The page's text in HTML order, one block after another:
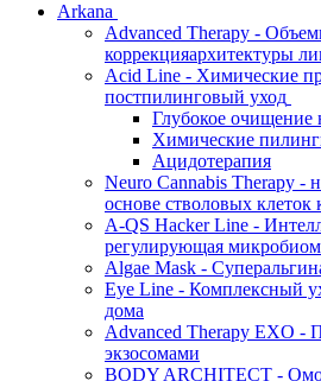
Arkana
Advanced Therapy -
коррекцияархитектуры
Acid Line - Химические
постпилинговый уход
Глубокое очищение
Химические
Ацидотерапия
Neuro Cannabis Therapy -
основе стволовых клеток
A-QS Hacker Line -
регулирующая
Algae Mask -
Eye Line - Комплексный
дома
Advanced Therapy EXO -
экзосомами
BODY ARCHITECT -